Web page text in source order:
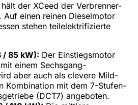
der XCeed der Verbrenner-
Auf einen reinen Dieselmotor
stehen teilelektrifizierte
/ 85 kW): Der Einstiegsmotor
einem Sechsgang-
aber auch als clevere Mild-
Kombination mit dem 7-Stufen-
(DCT7) angeboten.